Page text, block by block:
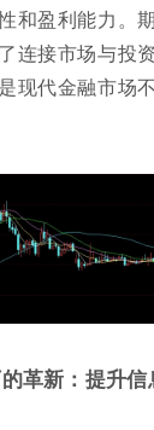
和盈利能力。
连接市场与投
现代金融市场
革新：提升